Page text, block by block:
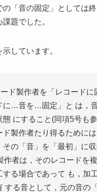
「音の固定」としては
題でした。
しています。
ド製作者を「レコード
に…音を…固定」と は，
にすること(同項5号も
製作者たり得るために
の「音」を「最初」に
作者は，そのレコードを
る場合であって も，加
する音として，元の音の